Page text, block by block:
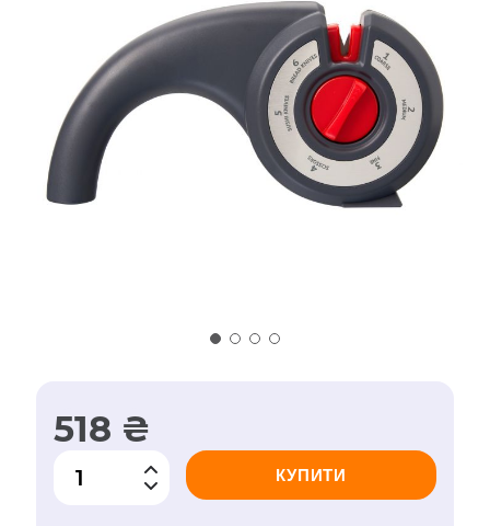
518 ₴
КУПИТИ